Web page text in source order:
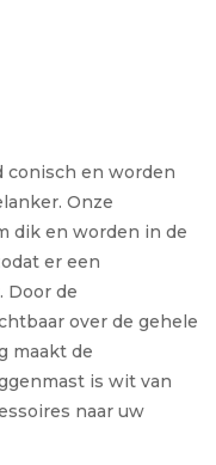
conisch en worden
Onze
dik en worden in de
er een
Door de
over de gehele
maakt de
is wit van
naar uw